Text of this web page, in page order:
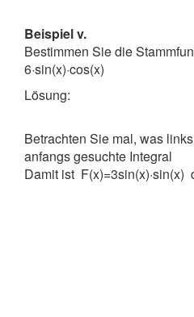
Beispiel v.
Bestimmen Sie die
6·sin(x)·cos(x)
Lösung:
Betrachten Sie mal, was
anfangs gesuchte Integral
Damit ist F(x)=3sin(x)·sin(x)